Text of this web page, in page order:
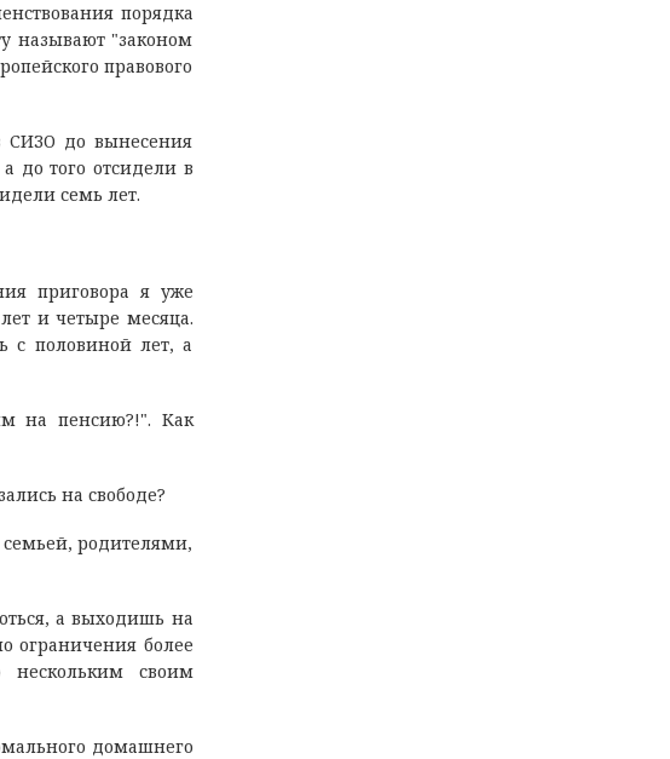
порядка
называют "законом
правового
СИЗО до вынесения
до того отсидели в
семь лет.
приговора я уже
и четыре месяца.
с половиной лет, а
на пенсию?!". Как
на свободе?
семьей, родителями,
а выходишь на
ограничения более
своим
домашнего